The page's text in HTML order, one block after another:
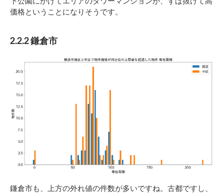
価格ということになりそうです。
2.2.2 鎌倉市
鎌倉市も、上方の外れ値の件数が多いですね。古都ですし、